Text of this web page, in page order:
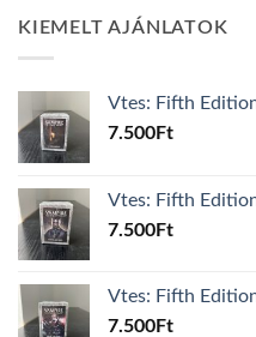
KIEMELT AJÁNLATOK
Vtes: Fifth
7.500Ft
Vtes: Fifth
7.500Ft
Vtes: Fifth
7.500Ft